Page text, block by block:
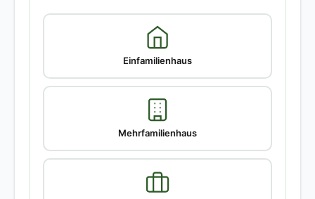
Einfamilienhaus
Mehrfamilienhaus